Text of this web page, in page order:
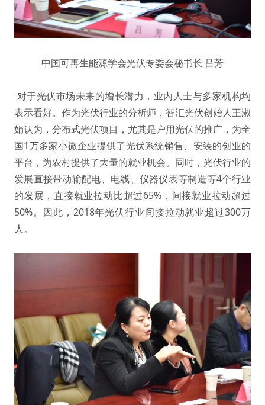
中国可再生能源学会光伏专委会秘书长 吕芳
对于光伏市场未来的增长潜力，业内人士与多家机构均
表示看好。作为光伏行业的分析师，智汇光伏创始人王淑
娟认为，分布式光伏项目，尤其是户用光伏的推广，为全
国1万多家小微企业提供了光伏系统销售、安装的创业的
平台，为农村提供了大量的就业机会。同时，光伏行业的
发展直接带动输配电、电线、仪器仪表等制造等4个行业
的发展，直接就业拉动比超过65%，间接就业拉动超过
50%。因此，2018年光伏行业间接拉动就业超过300万
人。